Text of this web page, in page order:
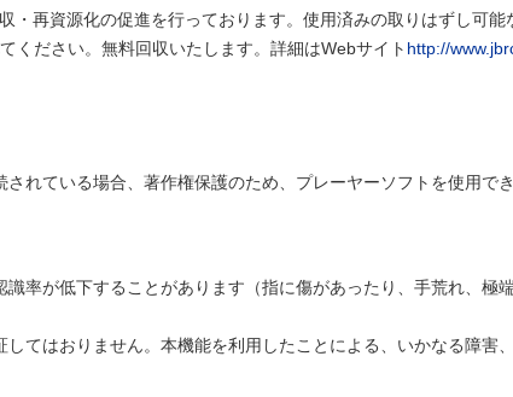
・再資源化の促進を行っております。使用済みの取りはずし可能
ください。無料回収いたします。詳細はWebサイト http://
れている場合、著作権保護のため、プレーヤーソフトを使用でき
率が低下することがあります（指に傷があったり、手荒れ、極
てはおりません。本機能を利用したことによる、いかなる障害